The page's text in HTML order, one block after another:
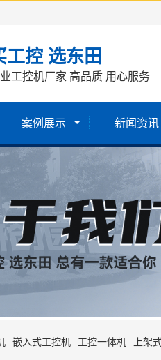
工控 选东田
工控机厂家 高品质 用心服务
案例展示 新闻资讯
嵌入式工控机 工控一体机 上架